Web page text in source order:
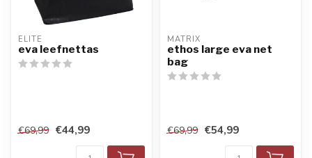
ELITE
eva leefnettas
€69,99 €44,99
MATRIX
ethos large eva net
bag
€69,99 €54,99